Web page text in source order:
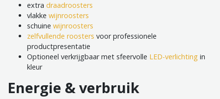
extra draadroosters
vlakke wijnroosters
schuine wijnroosters
zelfvullende roosters voor professionele
productpresentatie
Optioneel verkrijgbaar met sfeervolle LED-verlichting in
kleur
Energie & verbruik